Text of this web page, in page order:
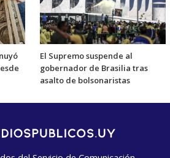
El Supremo suspende al
gobernador de Brasilia tras
asalto de bolsonaristas